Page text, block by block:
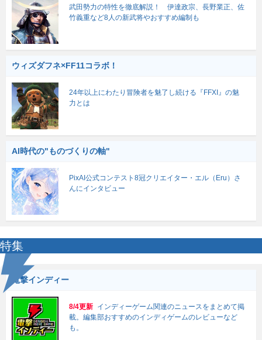
武田勢力の特性を徹底解説！ 伊達政宗、長野業正、佐
竹義重など8人の新武将やおすすめ編制も
ウィズダフネ×FF11コラボ！
24年以上にわたり冒険者を魅了し続ける『FFXI』の魅
力とは
AI時代の"ものづくりの軸"
PixAI公式コンテスト8冠クリエイター・エル（Eru）さ
んにインタビュー
特集
電撃インディー
8/4更新 インディーゲーム関連のニュースをまとめて掲
載。編集部おすすめのインディゲームのレビューなど
も。